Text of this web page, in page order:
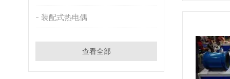
装配式热电偶
查看全部